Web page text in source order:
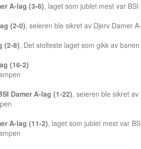
A-lag (3-6), laget som jublet mest var BSI
(2-0), seieren ble sikret av Djerv Damer
(2-8), Det stolteste laget som gikk av
(16-2)
Damer A-lag (1-22), seieren ble sikret
A-lag (11-2), laget som jublet mest var